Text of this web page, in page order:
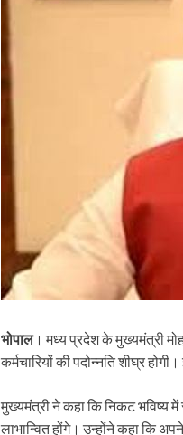
भोपाल। मध्य प्रदेश के मुख्यमंत्री
कर्मचारियों की पदोन्नति शीघ्र
मुख्यमंत्री ने कहा कि निकट भविष्य
लाभान्वित होंगे। उन्होंने कहा कि